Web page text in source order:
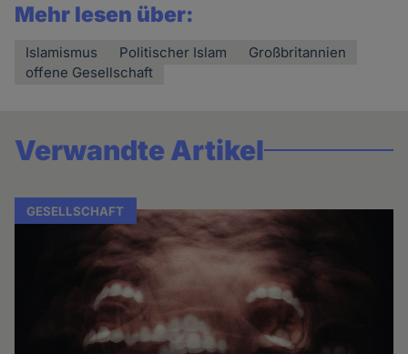
Mehr lesen über:
Islamismus Politischer Islam
Großbritannien
offene Gesellschaft
Verwandte Artikel
GESELLSCHAFT